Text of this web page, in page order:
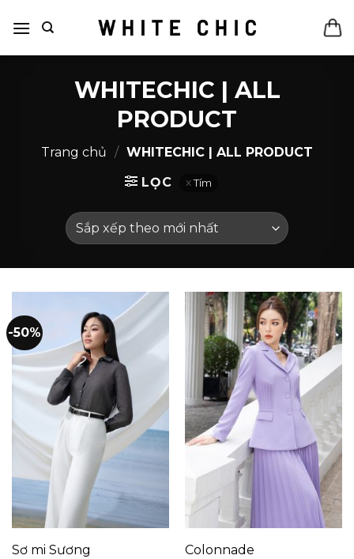
qua
WHITECHIC | ALL
PRODUCT
Trang chủ / WHITECHIC | ALL PRODUCT
LỌC
Tím
-50%
Sơ mi Sương Colonnade